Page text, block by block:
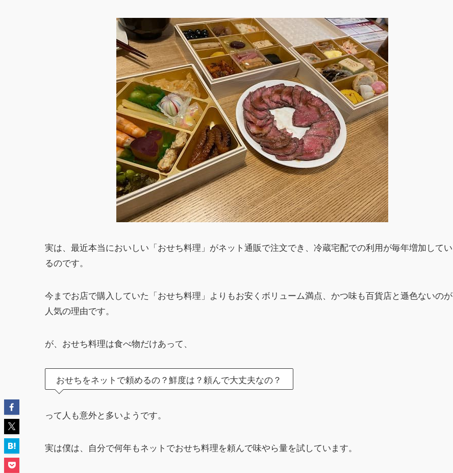
実は、最近本当においしい「おせち料理」がネット通販で注文でき、冷蔵宅配での利用が毎年増加してい
るのです。
今までお店で購入していた「おせち料理」よりもお安くボリューム満点、かつ味も百貨店と遜色ないのが
人気の理由です。
が、おせち料理は食べ物だけあって、
おせちをネットで頼めるの？鮮度は？頼んで大丈夫なの？
って人も意外と多いようです。
実は僕は、自分で何年もネットでおせち料理を頼んで味やら量を試しています。